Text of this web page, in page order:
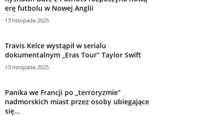
erę futbolu w Nowej Anglii
13 listopada 2025
Travis Kelce wystąpił w serialu
dokumentalnym „Eras Tour” Taylor Swift
13 listopada 2025
Panika we Francji po „terroryzmie”
nadmorskich miast przez osoby ubiegające
się...